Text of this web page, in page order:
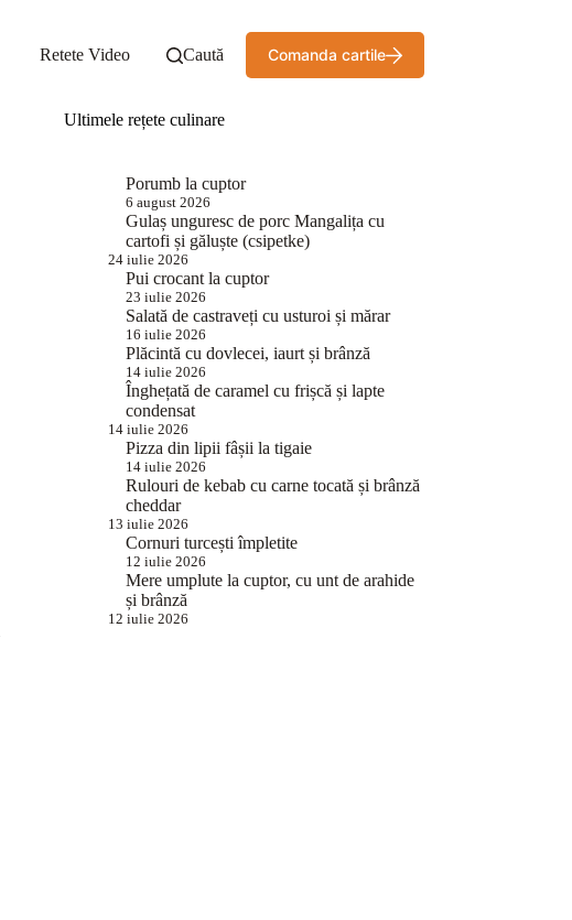
Retete Video Caută Comanda cartile
Ultimele rețete culinare
Porumb la cuptor
6 august 2026
Gulaș unguresc de porc Mangalița cu
cartofi și găluște (csipetke)
24 iulie 2026
Pui crocant la cuptor
23 iulie 2026
Salată de castraveți cu usturoi și mărar
16 iulie 2026
Plăcintă cu dovlecei, iaurt și brânză
14 iulie 2026
Înghețată de caramel cu frișcă și lapte
condensat
14 iulie 2026
Pizza din lipii fâșii la tigaie
14 iulie 2026
Rulouri de kebab cu carne tocată și brânză
cheddar
13 iulie 2026
Cornuri turcești împletite
12 iulie 2026
Mere umplute la cuptor, cu unt de arahide
și brânză
12 iulie 2026